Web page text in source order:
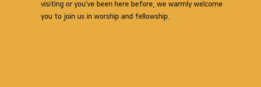
visiting or you’ve been here before, we warmly welcome
you to join us in worship and fellowship.